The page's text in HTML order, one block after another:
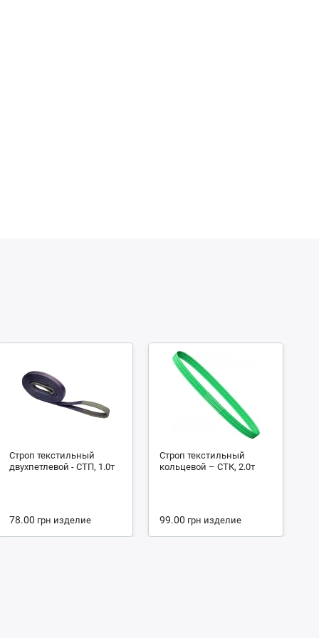
Строп текстильный
двухпетлевой - СТП, 1.0т
78.00 грн изделие
Строп текстильный
кольцевой – СТК, 2.0т
99.00 грн изделие